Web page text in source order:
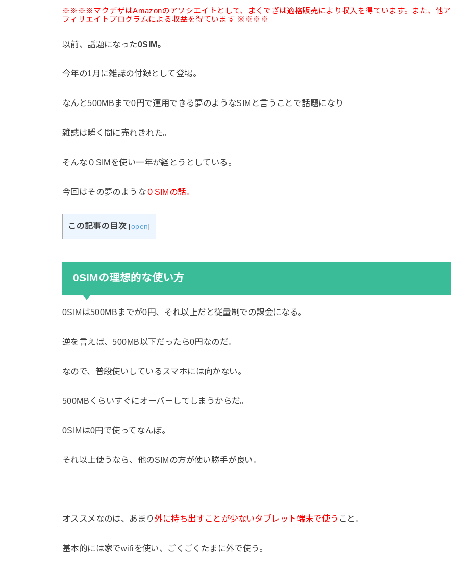
※※※※マクデザはAmazonのアソシエイトとして、まくでざは適格販売により収入を得ています。また、他ア
フィリエイトプログラムによる収益を得ています ※※※※
以前、話題になった0SIM。
今年の1月に雑誌の付録として登場。
なんと500MBまで0円で運用できる夢のようなSIMと言うことで話題になり
雑誌は瞬く間に売れきれた。
そんな０SIMを使い一年が経とうとしている。
今回はその夢のような０SIMの話。
この記事の目次 [open]
0SIMの理想的な使い方
0SIMは500MBまでが0円、それ以上だと従量制での課金になる。
逆を言えば、500MB以下だったら0円なのだ。
なので、普段使いしているスマホには向かない。
500MBくらいすぐにオーバーしてしまうからだ。
0SIMは0円で使ってなんぼ。
それ以上使うなら、他のSIMの方が使い勝手が良い。
オススメなのは、あまり 外に持ち出すことが少ないタブレット端末で使う こと。
基本的には家でwifiを使い、ごくごくたまに外で使う。